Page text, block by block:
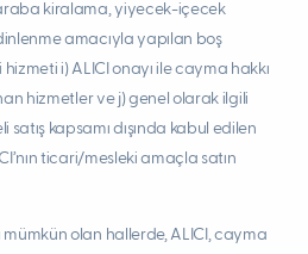
kiralama, yiyecek-içecek
amacıyla yapılan boş
i) ALICI onayı ile cayma hakkı
hizmetler ve j) genel olarak ilgili
kapsamı dışında kabul edilen
ticari/mesleki amaçla satın
mümkün olan hallerde, ALICI, cayma